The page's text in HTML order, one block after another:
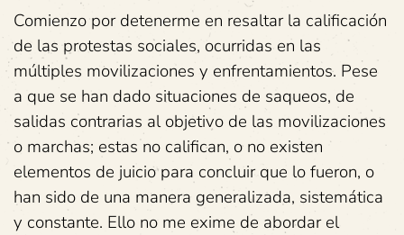
Comienzo por detenerme en resaltar la calificación
de las protestas sociales, ocurridas en las
múltiples movilizaciones y enfrentamientos. Pese
a que se han dado situaciones de saqueos, de
salidas contrarias al objetivo de las movilizaciones
o marchas; estas no califican, o no existen
elementos de juicio para concluir que lo fueron, o
han sido de una manera generalizada, sistemática
y constante. Ello no me exime de abordar el